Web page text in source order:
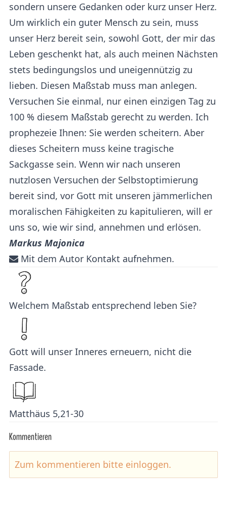
sondern unsere Gedanken oder kurz unser Herz.
Um wirklich ein guter Mensch zu sein, muss
unser Herz bereit sein, sowohl Gott, der mir das
Leben geschenkt hat, als auch meinen Nächsten
stets bedingungslos und uneigennützig zu
lieben. Diesen Maßstab muss man anlegen.
Versuchen Sie einmal, nur einen einzigen Tag zu
100 % diesem Maßstab gerecht zu werden. Ich
prophezeie Ihnen: Sie werden scheitern. Aber
dieses Scheitern muss keine tragische
Sackgasse sein. Wenn wir nach unseren
nutzlosen Versuchen der Selbstoptimierung
bereit sind, vor Gott mit unseren jämmerlichen
moralischen Fähigkeiten zu kapitulieren, will er
uns so, wie wir sind, annehmen und erlösen.
Markus Majonica
Mit dem Autor Kontakt aufnehmen.
Welchem Maßstab entsprechend leben Sie?
Gott will unser Inneres erneuern, nicht die
Fassade.
Matthäus 5,21-30
Kommentieren
Zum kommentieren bitte einloggen.